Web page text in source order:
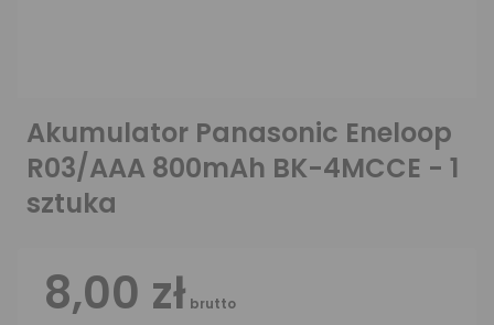
Akumulator Panasonic Eneloop
R03/AAA 800mAh BK-4MCCE - 1
sztuka
8,00 zł brutto